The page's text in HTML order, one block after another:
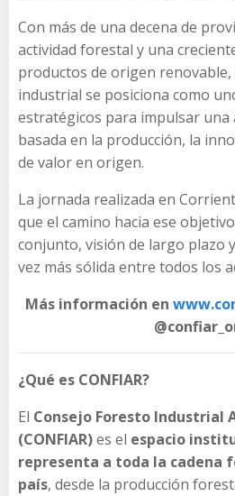
Con más de una decena de
actividad forestal y una
productos de origen
industrial se posiciona como
estratégicos para impulsar una
basada en la producción, la
de valor en origen.
La jornada realizada en
que el camino hacia ese
conjunto, visión de largo plazo
vez más sólida entre todos los
Más información en
¿Qué es CONFIAR?
El Consejo Foresto Industrial
(CONFIAR)es el espacio
representa a toda la cadena
país, desde la producción